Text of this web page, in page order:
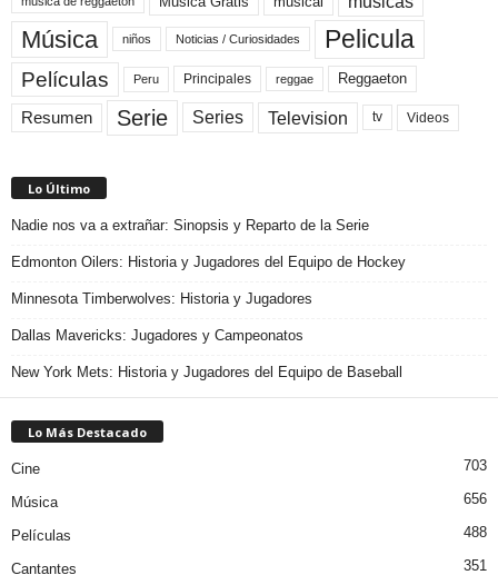
Música niños Noticias / Curiosidades Pelicula
Películas Peru Principales reggae Reggaeton
Resumen Serie Series Television tv Videos
Lo Último
Nadie nos va a extrañar: Sinopsis y Reparto de la Serie
Edmonton Oilers: Historia y Jugadores del Equipo de Hockey
Minnesota Timberwolves: Historia y Jugadores
Dallas Mavericks: Jugadores y Campeonatos
New York Mets: Historia y Jugadores del Equipo de Baseball
Lo Más Destacado
Cine 703
Música 656
Películas 488
Cantantes 351